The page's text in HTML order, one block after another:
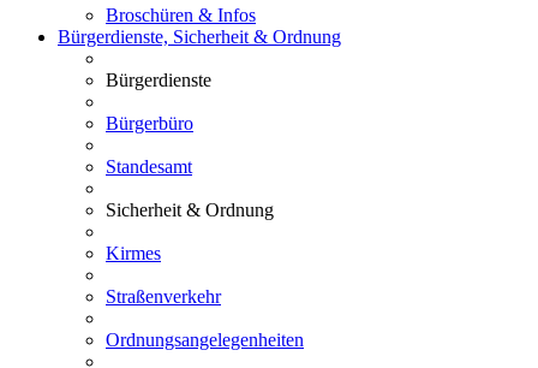
Broschüren & Infos
Bürgerdienste, Sicherheit & Ordnung
Bürgerdienste
Bürgerbüro
Standesamt
Sicherheit & Ordnung
Kirmes
Straßenverkehr
Ordnungsangelegenheiten